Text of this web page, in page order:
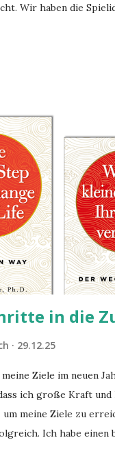
Wir haben die
aus Grzegorz
in die
29.12.25
Ziele im neuen
ich große Kraft
um meine Ziele zu
Ich habe einen